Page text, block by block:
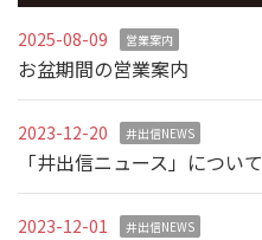
2025-08-09 営業案内
お盆期間の営業案内
2023-12-20 井出信NEWS
「井出信ニュース」について
2023-12-01 井出信NEWS